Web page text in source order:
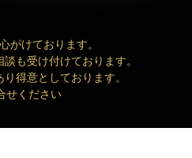
がけております。
も受け付けております。
得意としております。
せください